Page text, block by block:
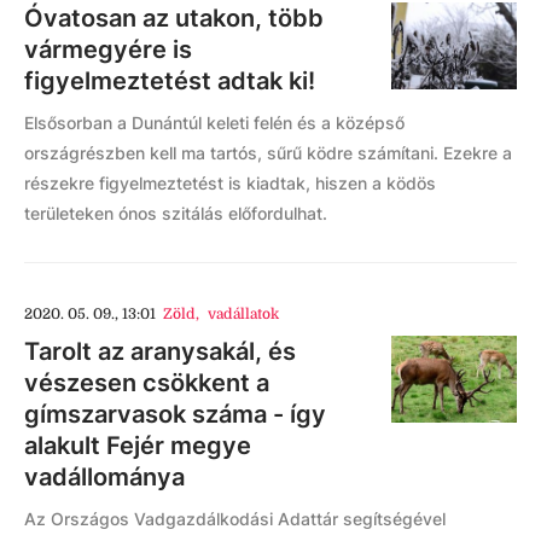
Óvatosan az utakon, több
vármegyére is
figyelmeztetést adtak ki!
Elsősorban a Dunántúl keleti felén és a középső
országrészben kell ma tartós, sűrű ködre számítani. Ezekre a
részekre figyelmeztetést is kiadtak, hiszen a ködös
területeken ónos szitálás előfordulhat.
2020. 05. 09., 13:01 Zöld, vadállatok
Tarolt az aranysakál, és
vészesen csökkent a
gímszarvasok száma - így
alakult Fejér megye
vadállománya
Az Országos Vadgazdálkodási Adattár segítségével